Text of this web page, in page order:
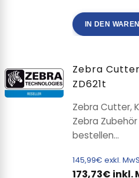
IN DEN
Zebra
ZD621t
Zebra Cutter,
Zebra
bestellen...
145,99€ exkl.
173,73€ inkl.